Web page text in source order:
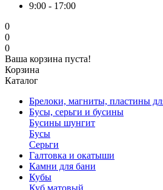
9:00 - 17:00
0
0
0
Ваша корзина пуста!
Корзина
Каталог
Брелоки, магниты, пластины
Бусы, серьги и бусины
Бусины шунгит
Бусы
Серьги
Галтовка и окатыши
Камни для бани
Кубы
Куб матовый